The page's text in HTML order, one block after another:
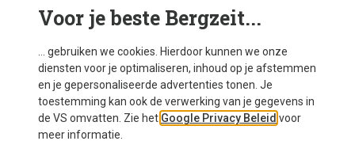
Je bespaart 14% Je bespaart 52%
Voor je beste Bergzeit...
... gebruiken we cookies. Hierdoor kunnen we onze
diensten voor je optimaliseren, inhoud op je afstemmen
en je gepersonaliseerde advertenties tonen. Je
toestemming kan ook de verwerking van je gegevens in
de VS omvatten. Zie het Google Privacy Beleid voor
meer informatie.